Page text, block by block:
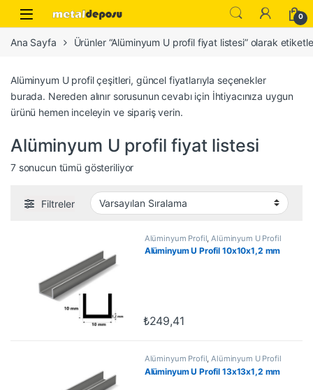
Skip to navigation
Skip to content
0
Ana Sayfa Ürünler “Alüminyum U profil fiyat listesi” olarak
Alüminyum U profil çeşitleri, güncel fiyatlarıyla seçenekler
burada. Nereden alınır sorusunun cevabı için İhtiyacınıza uygun
ürünü hemen inceleyin ve sipariş verin.
Alüminyum U profil fiyat listesi
7 sonucun tümü gösteriliyor
Filtreler
Alüminyum Profil Alüminyum U Profil
Alüminyum U Profil 10x10x1,2 mm
₺249,41
Alüminyum Profil,Alüminyum U Profil
Alüminyum U Profil 13x13x1,2 mm